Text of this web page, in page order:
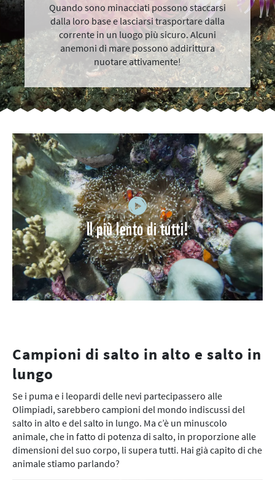
Quando sono minacciati possono staccarsi
dalla loro base e lasciarsi trasportare dalla
corrente in un luogo più sicuro. Alcuni
anemoni di mare possono addirittura
nuotare attivamente!
Il più lento di tutti!
Campioni di salto in alto e salto in
lungo
Se i puma e i leopardi delle nevi partecipassero alle
Olimpiadi, sarebbero campioni del mondo indiscussi del
salto in alto e del salto in lungo. Ma c’è un minuscolo
animale, che in fatto di potenza di salto, in proporzione alle
dimensioni del suo corpo, li supera tutti. Hai già capito di che
animale stiamo parlando?